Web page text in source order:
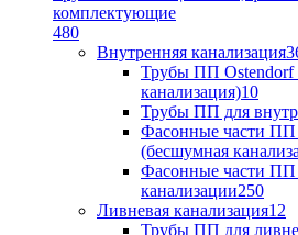
комплектующие
480
Внутренняя канализация
Трубы ПП
канализация)10
Трубы ПП для
Фасонные части
(бесшумная
Фасонные части ПП
канализации250
Ливневая канализация12
Трубы ПП для